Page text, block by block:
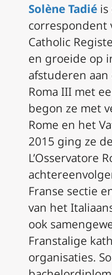
Solène Tadié is
correspondent
Catholic
en groeide op
afstuderen
Roma III met
begon ze met
Rome en het
2015 ging ze
L’Osservatore
Franse sectie
van het
ook
Franstalige
organisaties.